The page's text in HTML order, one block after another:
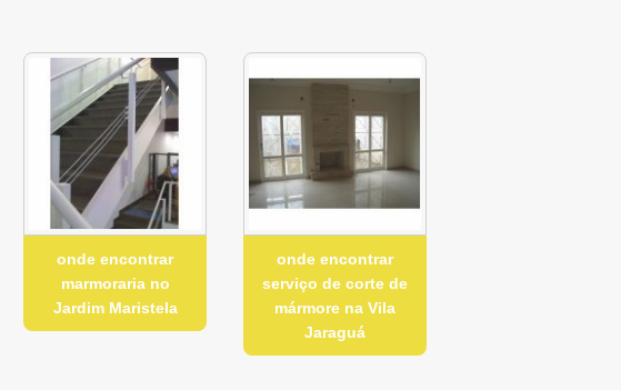
onde encontrar
marmoraria no
Jardim Maristela
onde encontrar
serviço de corte de
mármore na Vila
Jaraguá